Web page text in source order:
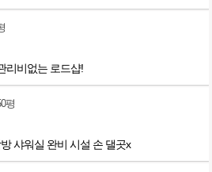
리비없는 로드샵!
평
샤워실 완비 시설 손 댈곳x